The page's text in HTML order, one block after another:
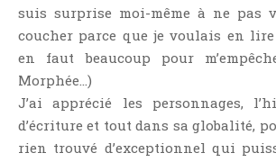
Romance Contemporaine
SF Et Fantasy
Sociologie
Surnaturel
Swaps Et Challenges
Tag
suis surprise moi-même à ne pas
coucher parce que je voulais en
en faut beaucoup pour
Morphée…)
J’ai apprécié les personnages,
d’écriture et tout dans sa globalité,
rien trouvé d’exceptionnel qui